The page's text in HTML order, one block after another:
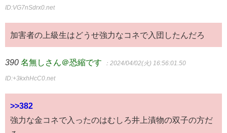
ID:VG7nSdrx0.net
加害者の上級生はどうせ強力なコネで入団したんだろ
390 名無しさん＠恐縮です ：2024/04/02(火) 16:56:01.50
ID:+3kxhHcC0.net
>>382
強力な金コネで入ったのはむしろ井上漬物の双子の方だ